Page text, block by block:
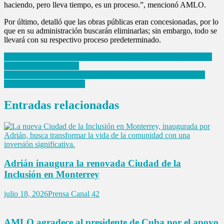
haciendo, pero lleva tiempo, es un proceso.”, mencionó AMLO.
Por último, detalló que las obras públicas eran concesionadas, por lo
que en su administración buscarán eliminarlas; sin embargo, todo se
llevará con su respectivo proceso predeterminado.
Navegación
de
entradas
Entradas relacionadas
Adrián inaugura la renovada Ciudad de la
Inclusión en Monterrey
julio 18, 2026Prensa Canal 42